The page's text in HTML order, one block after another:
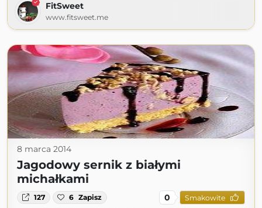
FitSweet
www.fitsweet.me
8 marca 2014
Jagodowy sernik z białymi
michałkami
127 6 Zapisz 0 Smakowite